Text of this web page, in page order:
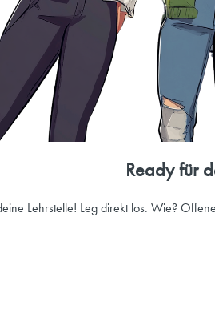
Ready für
Lehrstelle! Leg direkt los. Wie?